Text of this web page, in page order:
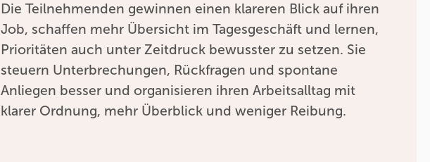
Die Teilnehmenden gewinnen einen klareren Blick auf ihren
Job, schaffen mehr Übersicht im Tagesgeschäft und lernen,
Prioritäten auch unter Zeitdruck bewusster zu setzen. Sie
steuern Unterbrechungen, Rückfragen und spontane
Anliegen besser und organisieren ihren Arbeitsalltag mit
klarer Ordnung, mehr Überblick und weniger Reibung.